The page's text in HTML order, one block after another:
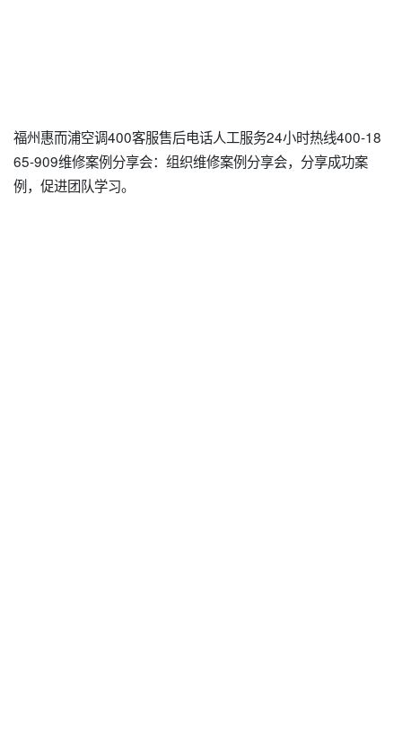
福州惠而浦空调400客服售后电话人工服务24小时热线400-18
65-909维修案例分享会：组织维修案例分享会，分享成功案
例，促进团队学习。